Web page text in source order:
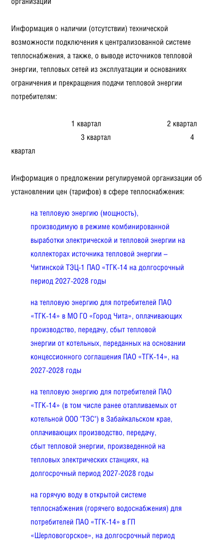
Информация о наличии (отсутствии) технической
возможности подключения к централизованной системе
теплоснабжения, а также, о выводе источников тепловой
энергии, тепловых сетей из эксплуатации и основаниях
ограничения и прекращения подачи тепловой энергии
потребителям:
1 квартал 2 квартал
3 квартал 4
квартал
Информация о предложении регулируемой организации об
установлении цен (тарифов) в сфере теплоснабжения:
на тепловую энергию (мощность),
производимую в режиме комбинированной
выработки электрической и тепловой энергии на
коллекторах источника тепловой энергии –
Читинской ТЭЦ-1 ПАО «ТГК-14 на долгосрочный
период 2027-2028 годы
на тепловую энергию для потребителей ПАО
«ТГК-14» в МО ГО «Город Чита», оплачивающих
производство, передачу, сбыт тепловой
энергии от котельных, переданных на основании
концессионного соглашения ПАО «ТГК-14», на
2027-2028 годы
на тепловую энергию для потребителей ПАО
«ТГК-14» (в том числе ранее отапливаемых от
котельной ООО "ТЭС") в Забайкальском крае,
оплачивающих производство, передачу,
сбыт тепловой энергии, произведенной на
тепловых электрических станциях, на
долгосрочный период 2027-2028 годы
на горячую воду в открытой системе
теплоснабжения (горячего водоснабжения) для
потребителей ПАО «ТГК-14» в ГП
«Шерловогорское», на долгосрочный период